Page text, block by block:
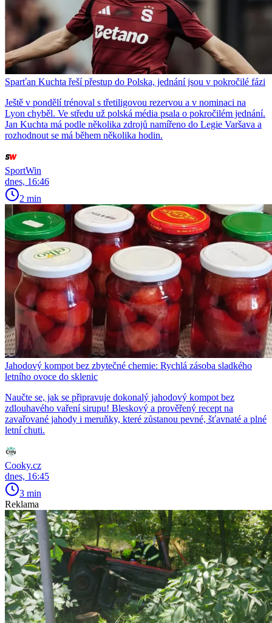
Sparťan Kuchta řeší přestup do Polska, jednání jsou v pokročilé fázi
Ještě v pondělí trénoval s třetiligovou rezervou a v nominaci na
Lyon chyběl. Ve středu už polská média psala o pokročilém jednání.
Jan Kuchta má podle několika zdrojů namířeno do Legie Varšava a
rozhodnout se má během několika hodin.
SportWin
dnes, 16:46
2 min
Jahodový kompot bez zbytečné chemie: Rychlá zásoba sladkého
letního ovoce do sklenic
Naučte se, jak se připravuje dokonalý jahodový kompot bez
zdlouhavého vaření sirupu! Bleskový a prověřený recept na
zavařované jahody i meruňky, které zůstanou pevné, šťavnaté a plné
letní chuti.
Cooky.cz
dnes, 16:45
3 min
Reklama